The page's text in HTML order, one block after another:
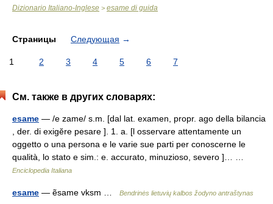
Dizionario Italiano-Inglese > esame di guida
Страницы Следующая →
1 2 3 4 5 6 7
См. также в других словарях:
esame — /e zame/ s.m. [dal lat. examen, propr. ago della bilancia
, der. di exigĕre pesare ]. 1. a. [l osservare attentamente un
oggetto o una persona e le varie sue parti per conoscerne le
qualità, lo stato e sim.: e. accurato, minuzioso, severo ]… …
Enciclopedia Italiana
esame — ẽsame vksm … Bendrinės lietuvių kalbos žodyno antraštynas